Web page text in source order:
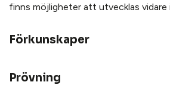
finns möjligheter att utvecklas vidare
Förkunskaper
Prövning